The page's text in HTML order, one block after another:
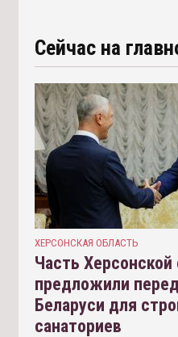
Сейчас на
ХЕРСОНСКАЯ ОБЛАСТЬ
Часть Херсонской
предложили
Беларуси для
санаториев